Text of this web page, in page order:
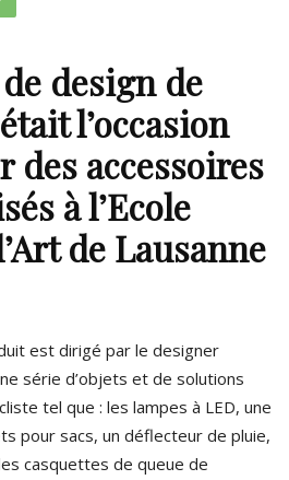
design de
l’occasion
des accessoires
à l’Ecole
de Lausanne
est dirigé par le designer
série d’objets et de solutions
tel que : les lampes à LED, une
pour sacs, un déflecteur de pluie,
casquettes de queue de